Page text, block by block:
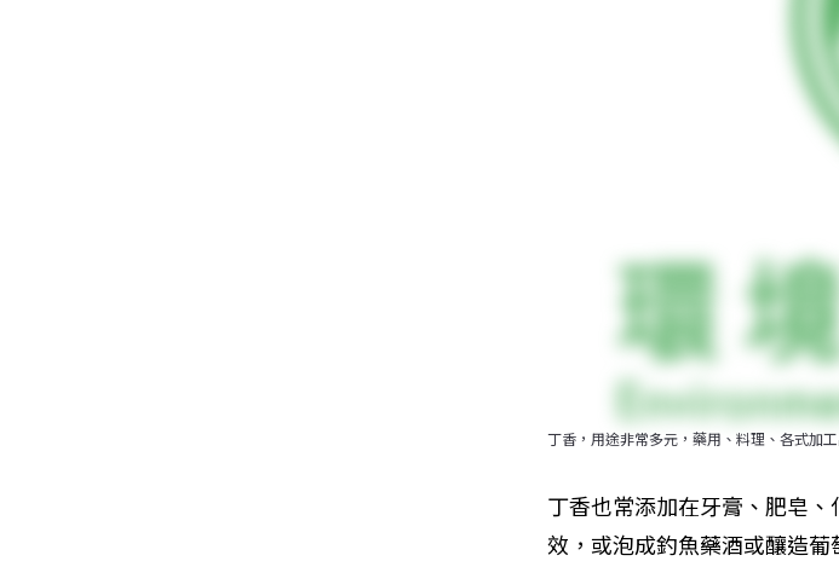
丁香，用途非常多元，藥用、料理、各式加
丁香也常添加在牙膏、肥皂
效，或泡成釣魚藥酒或釀造